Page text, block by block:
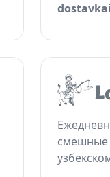
смешные